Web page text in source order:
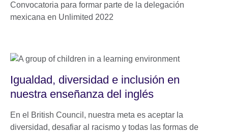
Convocatoria para formar parte de la delegación
mexicana en Unlimited 2022
Igualdad, diversidad e inclusión en
nuestra enseñanza del inglés
En el British Council, nuestra meta es aceptar la
diversidad, desafiar al racismo y todas las formas de